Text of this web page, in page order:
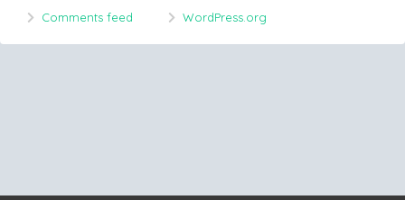
Comments feed
WordPress.org